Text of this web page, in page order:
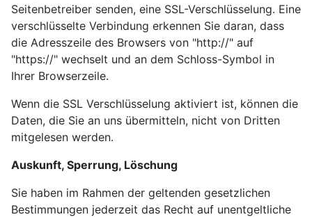
Seitenbetreiber senden, eine SSL-Verschlüsselung. Eine
verschlüsselte Verbindung erkennen Sie daran, dass
die Adresszeile des Browsers von "http://" auf
"https://" wechselt und an dem Schloss-Symbol in
Ihrer Browserzeile.
Wenn die SSL Verschlüsselung aktiviert ist, können die
Daten, die Sie an uns übermitteln, nicht von Dritten
mitgelesen werden.
Auskunft, Sperrung, Löschung
Sie haben im Rahmen der geltenden gesetzlichen
Bestimmungen jederzeit das Recht auf unentgeltliche